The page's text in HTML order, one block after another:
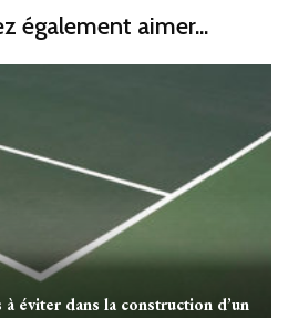
également aimer...
éviter dans la construction d’un